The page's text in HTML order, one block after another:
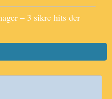
– 3 sikre hits der